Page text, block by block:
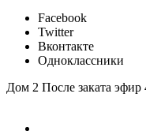
Facebook
Twitter
Вконтакте
Одноклассники
Дом 2 После заката эфир